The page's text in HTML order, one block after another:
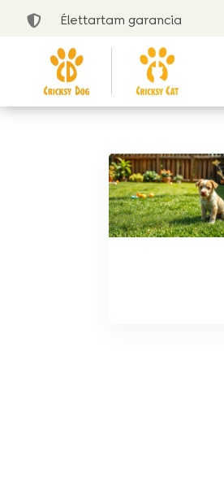
 Élettartam garancia